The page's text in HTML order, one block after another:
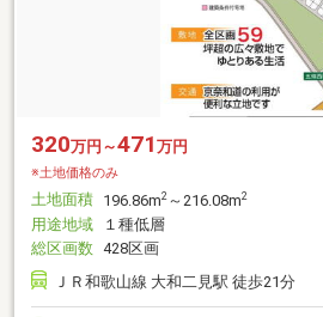
320万円～471 万円
※土地価格のみ
土地面積 196.86m2 ～216.08m2
用途地域
１種低層
総区画数 428区画
ＪＲ和歌山線 大和二見駅 徒歩21分